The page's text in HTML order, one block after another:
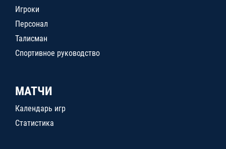
Игроки
Персонал
Талисман
Спортивное руководство
МАТЧИ
Календарь игр
Статистика